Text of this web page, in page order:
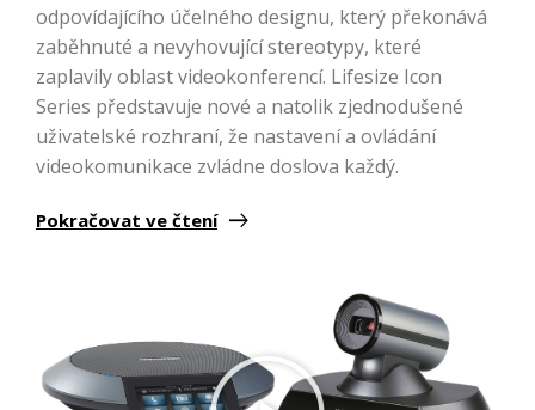
odpovídajícího účelného designu, který překonává
zaběhnuté a nevyhovující stereotypy, které
zaplavily oblast videokonferencí. Lifesize Icon
Series představuje nové a natolik zjednodušené
uživatelské rozhraní, že nastavení a ovládání
videokomunikace zvládne doslova každý.
Pokračovat ve čtení